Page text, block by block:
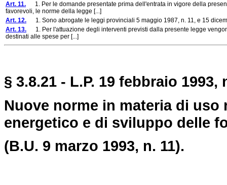
Art. 11. 1. Per le domande presentate prima dell'entrata in vigore della
favorevoli, le norme della legge [...]
Art. 12. 1. Sono abrogate le leggi provinciali 5 maggio 1987, n. 11, e 15
Art. 13. 1. Per l'attuazione degli interventi previsti dalla presente legge
destinati alle spese per [...]
§ 3.8.21 - L.P. 19 febbraio 1993,
Nuove norme in materia di
energetico e di sviluppo delle
(B.U. 9 marzo 1993, n. 11).